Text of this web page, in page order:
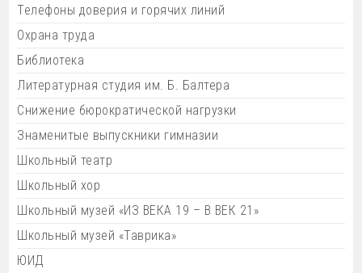
Телефоны доверия и горячих линий
Охрана труда
Библиотека
Литературная студия им. Б. Балтера
Снижение бюрократической нагрузки
Знаменитые выпускники гимназии
Школьный театр
Школьный хор
Школьный музей «ИЗ ВЕКА 19 – В ВЕК 21»
Школьный музей «Таврика»
ЮИД